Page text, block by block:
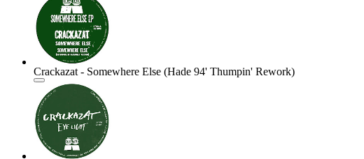
Crackazat - Somewhere Else (Hade 94' Thumpin' Rework)